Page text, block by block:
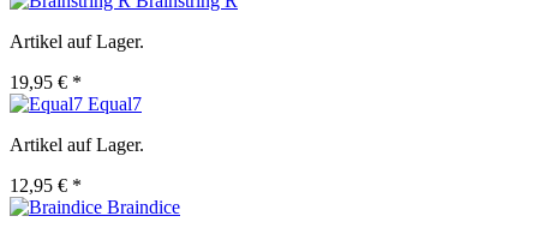
Artikel auf Lager.
19,95 € *
Equal7
Artikel auf Lager.
12,95 € *
Braindice